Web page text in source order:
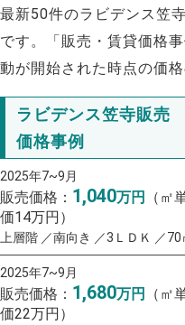
最新50件のラビデンス笠
です。「販売・賃貸価格
動が開始された時点の価
ラビデンス笠寺販売
価格事例
2025年7~9月
販売価格： 1,040万円
（㎡
価14万円）
上層階 ／南向き ／3ＬＤＫ ／70
2025年7~9月
販売価格： 1,680万円
（㎡
価22万円）